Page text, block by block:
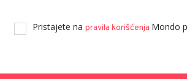
Pristajete na pravila korišćenja Mondo